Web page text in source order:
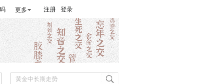
更多 注册 登录